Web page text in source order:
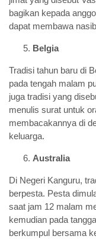
bagikan kepada
dapat membawa
Belgia
Tradisi tahun baru di
pada tengah malam
juga tradisi yang
menulis surat untuk
membacakannya di
keluarga.
Australia
Di Negeri Kanguru,
berpesta. Pesta
saat jam 12 malam
kemudian pada
berkumpul bersama